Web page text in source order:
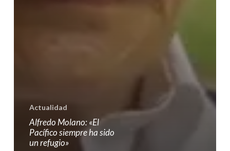
Actualidad
Alfredo Molano: «El
Pacífico siempre ha sido
un refugio»